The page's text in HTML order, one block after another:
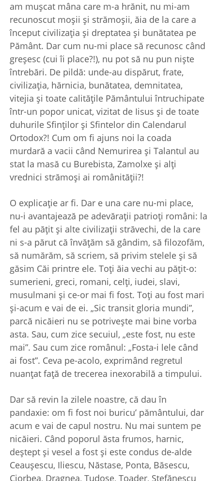
am muşcat mâna care m-a hrănit, nu mi-am
recunoscut moşii şi strămoşii, ăia de la care a
început civilizaţia şi dreptatea şi bunătatea pe
Pământ. Dar cum nu-mi place să recunosc când
greşesc (cui îi place?!), nu pot să nu pun nişte
întrebări. De pildă: unde-au dispărut, frate,
civilizaţia, hărnicia, bunătatea, demnitatea,
vitejia şi toate calităţile Pământului întruchipate
într-un popor unicat, vizitat de Iisus şi de toate
duhurile Sfinţilor şi Sfintelor din Calendarul
Ortodox?! Cum om fi ajuns noi la coada
murdară a vacii când Nemurirea şi Talantul au
stat la masă cu Burebista, Zamolxe şi alţi
vrednici strămoşi ai românităţii?!
O explicaţie ar fi. Dar e una care nu-mi place,
nu-i avantajează pe adevăraţii patrioţi români: la
fel au păţit şi alte civilizaţii străvechi, de la care
ni s-a părut că învăţăm să gândim, să filozofăm,
să numărăm, să scriem, să privim stelele şi să
găsim Căi printre ele. Toţi ăia vechi au păţit-o:
sumerieni, greci, romani, celţi, iudei, slavi,
musulmani şi ce-or mai fi fost. Toţi au fost mari
şi-acum e vai de ei. „Sic transit gloria mundi”,
parcă nicăieri nu se potriveşte mai bine vorba
asta. Sau, cum zice secuiul, „este fost, nu este
mai”. Sau cum zice românul: „Fosta-i lele când
ai fost”. Ceva pe-acolo, exprimând regretul
nuanţat faţă de trecerea inexorabilă a timpului.
Dar să revin la zilele noastre, că dau în
pandaxie: om fi fost noi buricu’ pământului, dar
acum e vai de capul nostru. Nu mai suntem pe
nicăieri. Când poporul ăsta frumos, harnic,
deştept şi vesel a fost şi este condus de-alde
Ceauşescu, Iliescu, Năstase, Ponta, Băsescu,
Ciorbea, Dragnea, Tudose, Toader, Ştefănescu